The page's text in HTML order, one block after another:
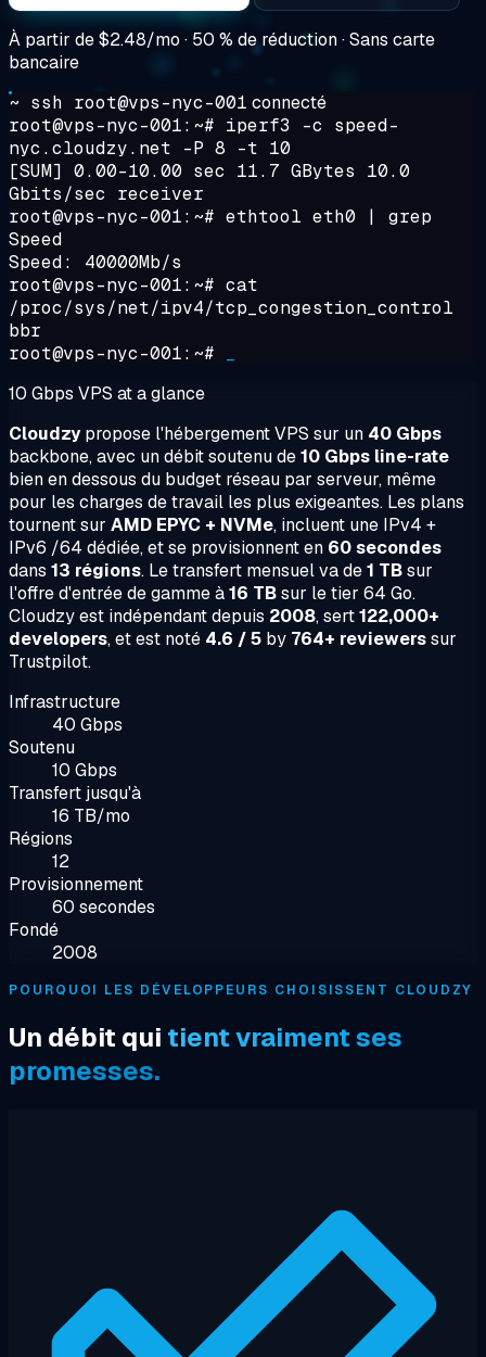
À partir de$2.48/mo · 50 % de réduction · Sans carte
bancaire
~ ssh root@vps-nyc-001 connecté
root@vps-nyc-001:~# iperf3 -c speed-
nyc.cloudzy.net -P 8 -t 10
[SUM] 0.00-10.00 sec 11.7 GBytes 10.0
Gbits/sec receiver
root@vps-nyc-001:~# ethtool eth0 | grep
Speed
Speed: 40000Mb/s
root@vps-nyc-001:~# cat
/proc/sys/net/ipv4/tcp_congestion_control
bbr
root@vps-nyc-001:~#
10 Gbps VPS at a glance
Cloudzypropose l'hébergement VPS sur un 40 Gbps
backbone, avec un débit soutenu de10 Gbps line-rate
bien en dessous du budget réseau par serveur, même
pour les charges de travail les plus exigeantes. Les plans
tournent sur AMD EPYC + NVMe, incluent une IPv4 +
IPv6 /64 dédiée, et se provisionnent en 60 secondes
dans 13 régions. Le transfert mensuel va de1 TBsur
l'offre d'entrée de gamme à16 TBsur le tier 64 Go.
Cloudzy est indépendant depuis 2008, sert122,000+
developers, et est noté 4.6 / 5 by 764+ reviewerssur
Trustpilot.
Infrastructure
40 Gbps
Soutenu
10 Gbps
Transfert jusqu'à
16 TB/mo
Régions
12
Provisionnement
60 secondes
Fondé
2008
POURQUOI LES DÉVELOPPEURS CHOISISSENT CLOUDZY
Un débit qui tient vraiment ses
promesses.